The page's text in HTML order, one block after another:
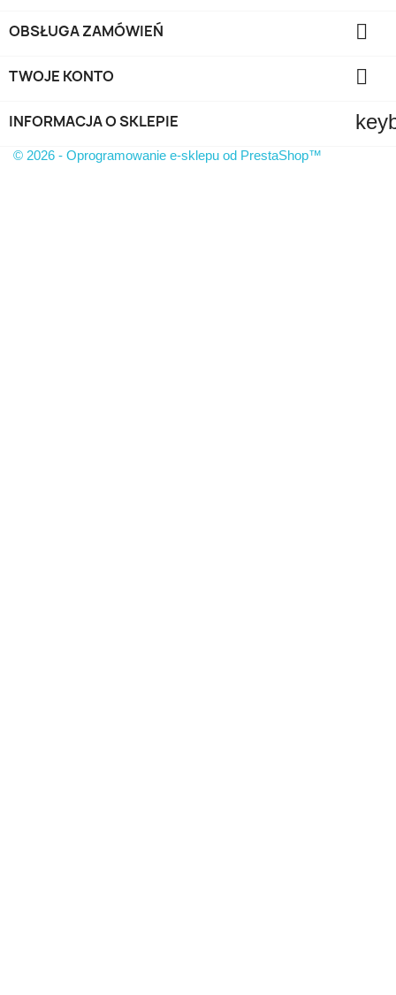
OBSŁUGA ZAMÓWIEŃ 
TWOJE KONTO 
INFORMACJA O SKLEPIE
© 2026 - Oprogramowanie e-sklepu od PrestaShop™